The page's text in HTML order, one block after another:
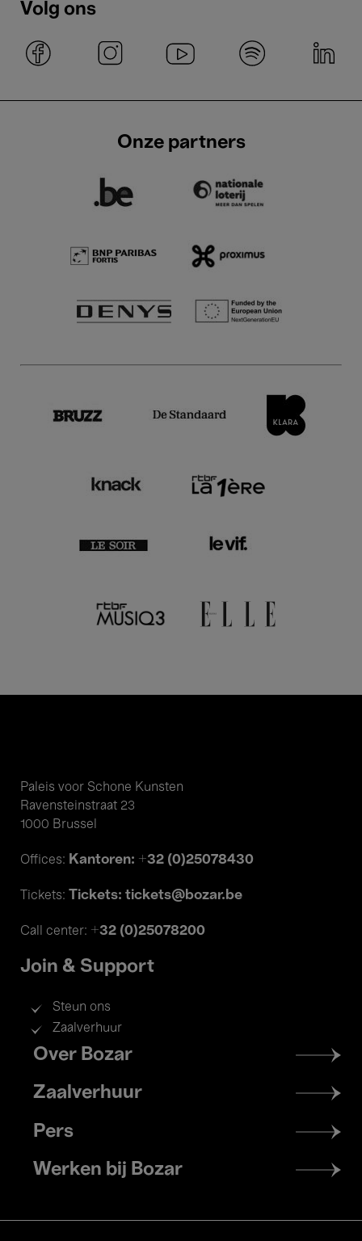
Volg ons
Onze partners
Paleis voor Schone Kunsten
Ravensteinstraat 23
1000 Brussel
Offices: Kantoren: +32 (0)25078430
Tickets: Tickets: tickets@bozar.be
Call center: +32 (0)25078200
Join & Support
Steun ons
Zaalverhuur
Footer
menu
Over Bozar
Zaalverhuur
Pers
Werken bij Bozar